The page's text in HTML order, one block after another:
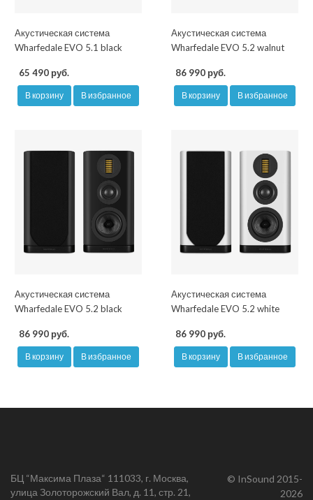
Акустическая система
Wharfedale EVO 5.1 black
65 490 руб.
В корзину В избранное
Акустическая система
Wharfedale EVO 5.2 walnut
86 990 руб.
В корзину В избранное
Акустическая система
Wharfedale EVO 5.2 black
86 990 руб.
В корзину В избранное
Акустическая система
Wharfedale EVO 5.2 white
86 990 руб.
В корзину В избранное
БЦ “Максима Плаза“ 111033, г. Москва,
улица Золоторожский Вал, д. 11, стр. 21,
© InSound 2015-
2026